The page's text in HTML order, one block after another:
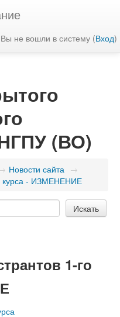
Вы не вошли в систему (Вход)
(ВО)
Новости сайта →
курса - ИЗМЕНЕНИЕ
1-го